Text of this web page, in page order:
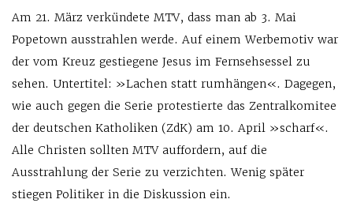
Am 21. März verkündete MTV, dass man ab 3. Mai
Popetown ausstrahlen werde. Auf einem Werbemotiv war
der vom Kreuz gestiegene Jesus im Fernsehsessel zu
sehen. Untertitel: »Lachen statt rumhängen«. Dagegen,
wie auch gegen die Serie protestierte das Zentralkomitee
der deutschen Katholiken (ZdK) am 10. April »scharf«.
Alle Christen sollten MTV auffordern, auf die
Ausstrahlung der Serie zu verzichten. Wenig später
stiegen Politiker in die Diskussion ein.